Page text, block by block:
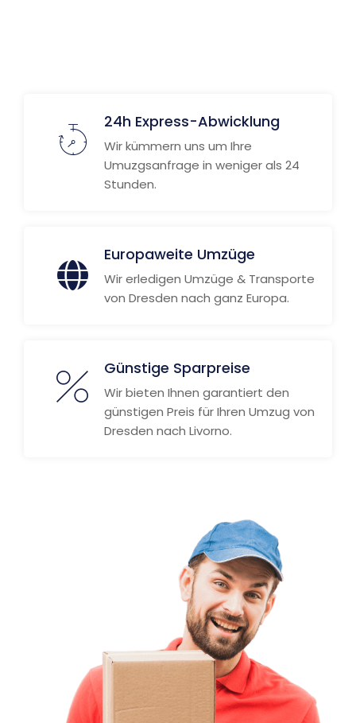
24h Express-Abwicklung
Wir kümmern uns um Ihre
Umuzgsanfrage in weniger als 24
Stunden.
Europaweite Umzüge
Wir erledigen Umzüge & Transporte
von Dresden nach ganz Europa.
Günstige Sparpreise
Wir bieten Ihnen garantiert den
günstigen Preis für Ihren Umzug von
Dresden nach Livorno.